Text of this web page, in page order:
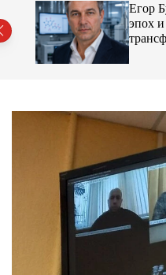
і
с
Егор
эпох